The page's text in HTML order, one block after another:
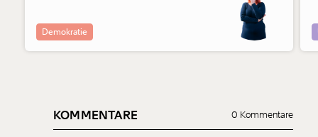
Demokratie
KOMMENTARE 0 Kommentare